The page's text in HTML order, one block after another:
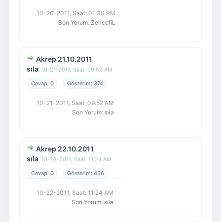
10-20-2011, Saat: 01:30 PM
Son Yorum: ZencefiL
Akrep 21.10.2011
sıla, 10-21-2011, Saat: 09:52 AM
0
374
10-21-2011, Saat: 09:52 AM
Son Yorum: sıla
Akrep 22.10.2011
sıla, 10-22-2011, Saat: 11:24 AM
0
436
10-22-2011, Saat: 11:24 AM
Son Yorum: sıla